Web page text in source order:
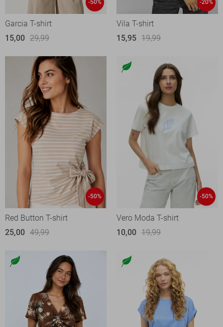
-50%
Garcia T-shirt
15,00 29,99
-20%
Vila T-shirt
15,95 19,99
-50%
Red Button T-shirt
25,00 49,99
-50%
Vero Moda T-shirt
10,00 19,99